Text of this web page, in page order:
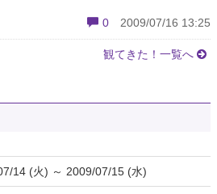
0 2009/07/16 13:25
観てきた！一覧へ
14 (火) ～ 2009/07/15 (水)